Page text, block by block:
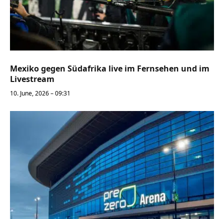
Mexiko gegen Südafrika live im Fernsehen und im
Livestream
10. June, 2026 – 09:31